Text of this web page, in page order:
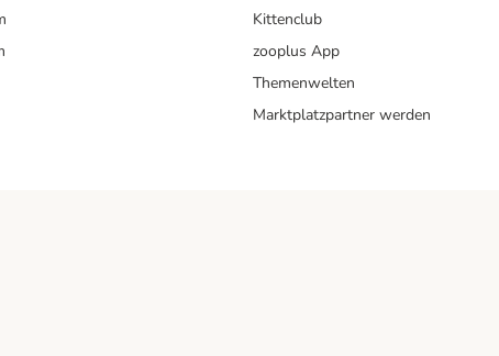
Kittenclub
zooplus App
Themenwelten
Marktplatzpartner werden